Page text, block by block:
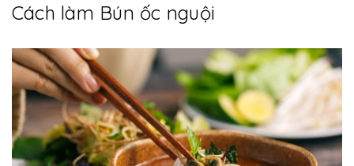
Cách làm Bún ốc nguội